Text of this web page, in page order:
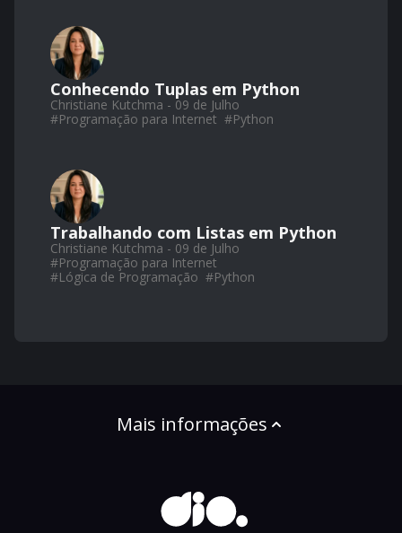
Conhecendo Tuplas em Python
Christiane Kutchma - 09 de Julho
#Programação para Internet #Python
Trabalhando com Listas em Python
Christiane Kutchma - 09 de Julho
#Programação para Internet
#Lógica de Programação #Python
Mais informações